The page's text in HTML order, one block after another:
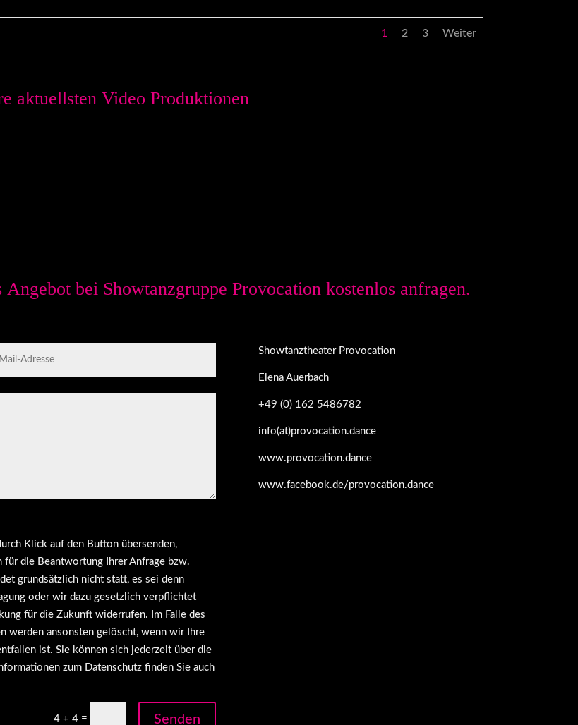
1 2 3 Weiter
aktuellsten Video Produktionen
bei Showtanzgruppe Provocation kostenlos anfragen.
Klick auf den Button übersenden,
für die Beantwortung Ihrer Anfrage bzw.
grundsätzlich nicht statt, es sei denn
oder wir dazu gesetzlich verpflichtet
für die Zukunft widerrufen. Im Falle des
werden ansonsten gelöscht, wenn wir Ihre
ist. Sie können sich jederzeit über die
zum Datenschutz finden Sie auch
4 + 4 = Senden
Showtanztheater Provocation
Elena Auerbach
+49 (0) 162 5486782
info(at)provocation.dance
www.provocation.dance
www.facebook.de/provocation.dance